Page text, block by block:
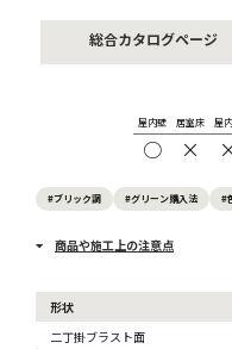
総合カタログページ
屋内壁
○
居室床
×
屋
#ブリック調 #グリーン購入法 #
商品や施工上の注意点
形状
二丁掛ブラスト面